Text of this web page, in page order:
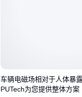
重要：
车辆电磁场相对于人体暴
PUTech为您提供整体方案